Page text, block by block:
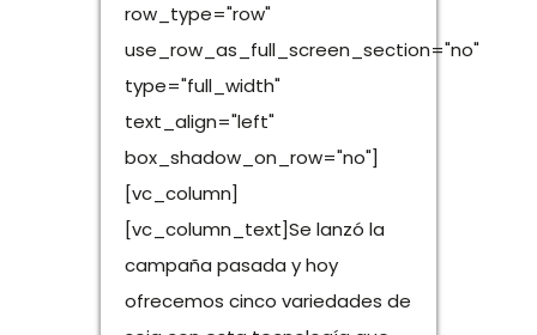
row_type="row"
use_row_as_full_screen_section="no"
type="full_width"
text_align="left"
box_shadow_on_row="no"]
[vc_column]
[vc_column_text]Se lanzó la
campaña pasada y hoy
ofrecemos cinco variedades de